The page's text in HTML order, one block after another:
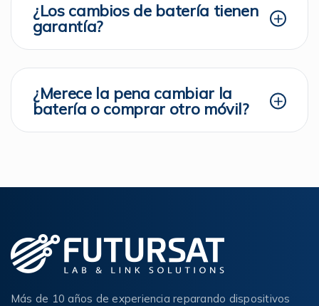
¿Los cambios de batería tienen
garantía?
¿Merece la pena cambiar la
batería o comprar otro móvil?
Más de 10 años de experiencia reparando dispositivos